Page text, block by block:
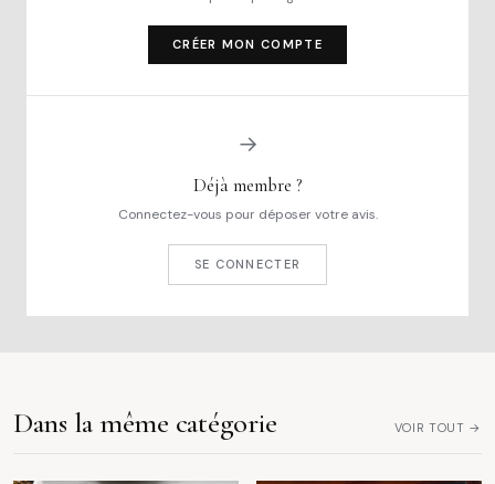
CRÉER MON COMPTE
→
Déjà membre ?
Connectez-vous pour déposer votre avis.
SE CONNECTER
Dans la même catégorie VOIR TOUT →